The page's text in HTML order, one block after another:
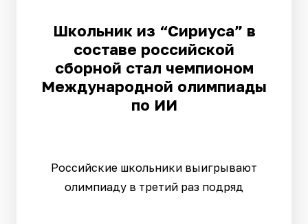
Школьник из “Сириуса” в
составе российской
сборной стал чемпионом
Международной олимпиады
по ИИ
Российские школьники выигрывают
олимпиаду в третий раз подряд